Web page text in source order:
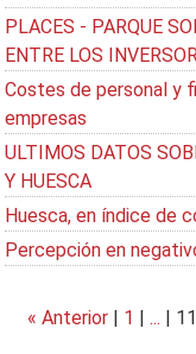
PLACES - PARQUE
ENTRE LOS
Costes de personal y
empresas
ULTIMOS DATOS
Y HUESCA
Huesca, en índice de
Percepción en
« Anterior | 1 | ... | 11